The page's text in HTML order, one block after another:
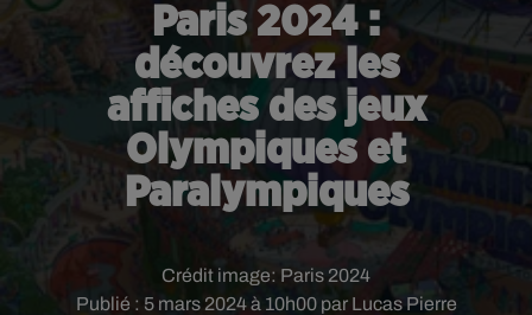
Paris 2024 :
découvrez les
affiches des jeux
Olympiques et
Paralympiques
Publié : 5 mars 2024 à 10h00 par Lucas Pierre
Crédit image: Paris 2024